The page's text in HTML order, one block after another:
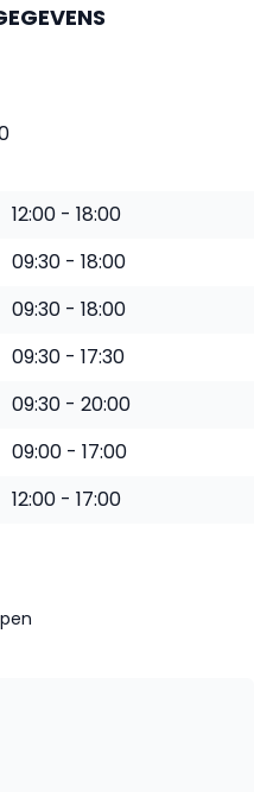
12:00 - 18:00
09:30 - 18:00
09:30 - 18:00
09:30 - 17:30
09:30 - 20:00
09:00 - 17:00
12:00 - 17:00